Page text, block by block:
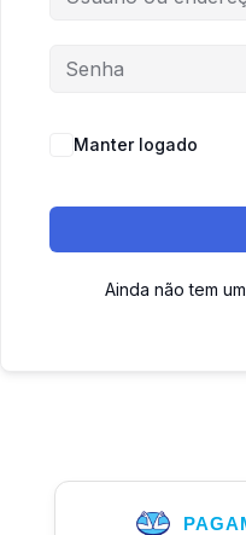
Manter logado
Ainda não tem